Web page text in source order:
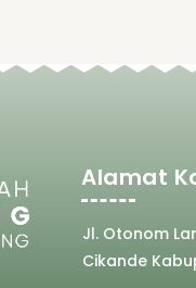
Alamat
Jl. Otonom
Cikande